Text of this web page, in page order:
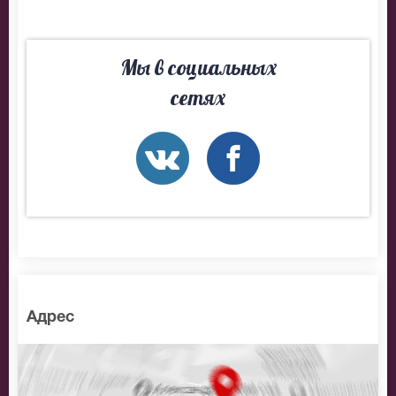
Мы в социальных
сетях
Адрес